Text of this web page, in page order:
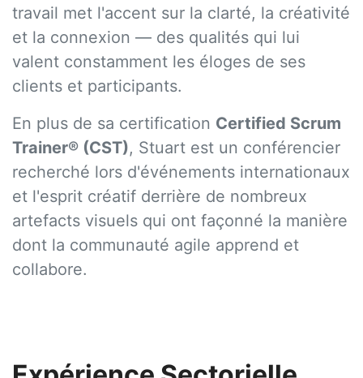
travail met l'accent sur la clarté, la créativité
et la connexion — des qualités qui lui
valent constamment les éloges de ses
clients et participants.
En plus de sa certification Certified Scrum
Trainer® (CST), Stuart est un conférencier
recherché lors d'événements internationaux
et l'esprit créatif derrière de nombreux
artefacts visuels qui ont façonné la manière
dont la communauté agile apprend et
collabore.